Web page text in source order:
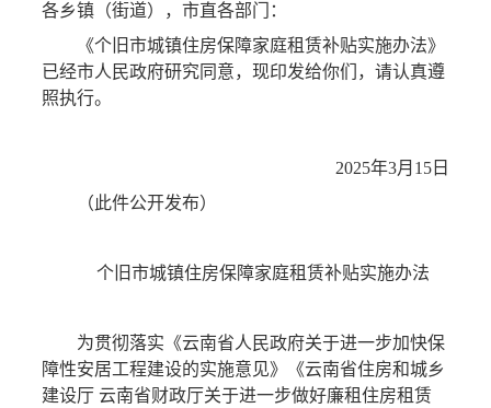
各乡镇（街道），市直各部门：
《个旧市城镇住房保障家庭租赁补贴实施办法》
已经市人民政府研究同意，现印发给你们，请认真遵
照执行。
2025年3月15日
（此件公开发布）
个旧市城镇住房保障家庭租赁补贴实施办法
为贯彻落实《云南省人民政府关于进一步加快保
障性安居工程建设的实施意见》《云南省住房和城乡
建设厅 云南省财政厅关于进一步做好廉租住房租赁